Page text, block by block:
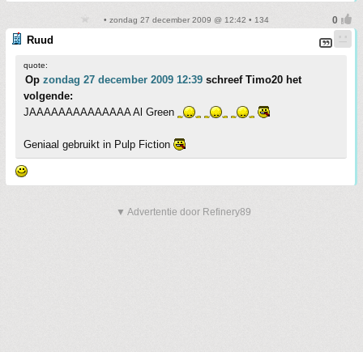
• zondag 27 december 2009 @ 12:42 • 134
Ruud
quote:
Op zondag 27 december 2009 12:39 schreef Timo20 het
volgende:
JAAAAAAAAAAAAAA Al Green
Geniaal gebruikt in Pulp Fiction
▼ Advertentie door Refinery89